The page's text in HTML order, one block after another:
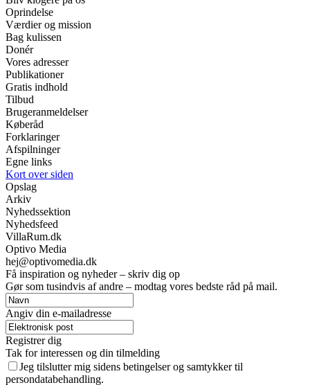
Oprindelse
Værdier og mission
Bag kulissen
Donér
Vores adresser
Publikationer
Gratis indhold
Tilbud
Brugeranmeldelser
Køberåd
Forklaringer
Afspilninger
Egne links
Kort over siden
Opslag
Arkiv
Nyhedssektion
Nyhedsfeed
VillaRum.dk
Optivo Media
hej@optivomedia.dk
Få inspiration og nyheder – skriv dig op
Gør som tusindvis af andre – modtag vores bedste råd på mail.
Angiv din e-mailadresse
Registrer dig
Tak for interessen og din tilmelding
Jeg tilslutter mig sidens betingelser og samtykker til
persondatabehandling.